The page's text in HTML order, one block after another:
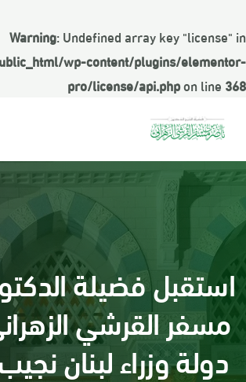
Warning: Undefined array key "license" in
wp-content/plugins/elementor-
pro/license/api.phpon line 368
استقبل فضيلة
مسفر القرشي
دولة وزراء لبنان